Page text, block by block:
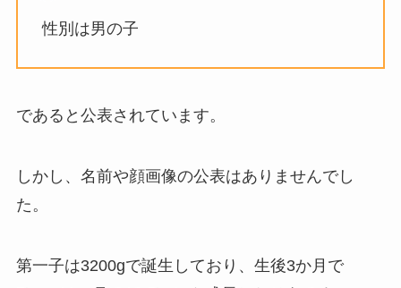
性別は男の子
であると公表されています。
しかし、名前や顔画像の公表はありませんでし
た。
第一子は3200gで誕生しており、生後3か月で